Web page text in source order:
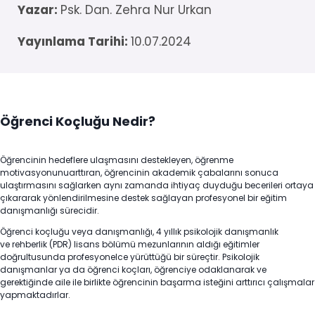
Yazar: Psk. Dan. Zehra Nur Urkan
Yayınlama Tarihi: 10.07.2024
Öğrenci Koçluğu Nedir?
Öğrencinin hedeflere ulaşmasını destekleyen, öğrenme
motivasyonunuarttıran, öğrencinin akademik çabalarını sonuca
ulaştırmasını sağlarken aynı zamanda ihtiyaç duyduğu becerileri ortaya
çıkararak yönlendirilmesine destek sağlayan profesyonel bir eğitim
danışmanlığı sürecidir.
Öğrenci koçluğu veya danışmanlığı, 4 yıllık psikolojik danışmanlık
ve rehberlik (PDR) lisans bölümü mezunlarının aldığı eğitimler
doğrultusunda profesyonelce yürüttüğü bir süreçtir. Psikolojik
danışmanlar ya da öğrenci koçları, öğrenciye odaklanarak ve
gerektiğinde aile ile birlikte öğrencinin başarma isteğini arttırıcı çalışmalar
yapmaktadırlar.